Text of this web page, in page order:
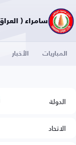
سامراء ( العراق )
المباريات الأخبار
الدولة
الاتحاد